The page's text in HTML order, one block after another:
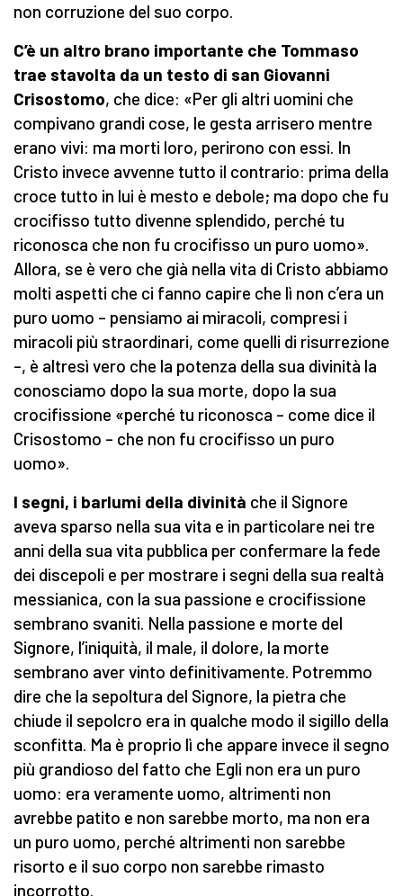
non corruzione del suo corpo.
C’è un altro brano importante che Tommaso
trae stavolta da un testo di san Giovanni
Crisostomo, che dice: «Per gli altri uomini che
compivano grandi cose, le gesta arrisero mentre
erano vivi: ma morti loro, perirono con essi. In
Cristo invece avvenne tutto il contrario: prima della
croce tutto in lui è mesto e debole; ma dopo che fu
crocifisso tutto divenne splendido, perché tu
riconosca che non fu crocifisso un puro uomo».
Allora, se è vero che già nella vita di Cristo abbiamo
molti aspetti che ci fanno capire che lì non c’era un
puro uomo – pensiamo ai miracoli, compresi i
miracoli più straordinari, come quelli di risurrezione
–, è altresì vero che la potenza della sua divinità la
conosciamo dopo la sua morte, dopo la sua
crocifissione «perché tu riconosca – come dice il
Crisostomo – che non fu crocifisso un puro
uomo».
I segni, i barlumi della divinità che il Signore
aveva sparso nella sua vita e in particolare nei tre
anni della sua vita pubblica per confermare la fede
dei discepoli e per mostrare i segni della sua realtà
messianica, con la sua passione e crocifissione
sembrano svaniti. Nella passione e morte del
Signore, l’iniquità, il male, il dolore, la morte
sembrano aver vinto definitivamente. Potremmo
dire che la sepoltura del Signore, la pietra che
chiude il sepolcro era in qualche modo il sigillo della
sconfitta. Ma è proprio lì che appare invece il segno
più grandioso del fatto che Egli non era un puro
uomo: era veramente uomo, altrimenti non
avrebbe patito e non sarebbe morto, ma non era
un puro uomo, perché altrimenti non sarebbe
risorto e il suo corpo non sarebbe rimasto
incorrotto.